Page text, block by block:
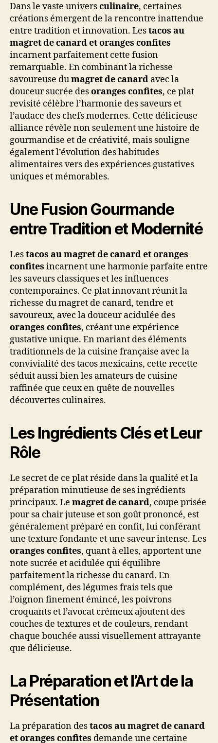
Dans le vaste universculinaire, certaines
créations émergent de la rencontre inattendue
entre tradition et innovation. Lestacos au
magret de canard et oranges confites
incarnent parfaitement cette fusion
remarquable. En combinant la richesse
savoureuse dumagret de canard avec la
douceur sucrée desoranges confites, ce plat
revisité célèbre l’harmonie des saveurs et
l’audace des chefs modernes. Cette délicieuse
alliance révèle non seulement une histoire de
gourmandise et de créativité, mais souligne
également l’évolution des habitudes
alimentaires vers des expériences gustatives
uniques et mémorables.
Une Fusion Gourmande
entre Tradition et Modernité
Lestacos au magret de canard et oranges
confites incarnent une harmonie parfaite entre
les saveurs classiques et les influences
contemporaines. Ce plat innovant réunit la
richesse du magret de canard, tendre et
savoureux, avec la douceur acidulée des
oranges confites, créant une expérience
gustative unique. En mariant des éléments
traditionnels de la cuisine française avec la
convivialité des tacos mexicains, cette recette
séduit aussi bien les amateurs de cuisine
raffinée que ceux en quête de nouvelles
découvertes culinaires.
Les Ingrédients Clés et Leur
Rôle
Le secret de ce plat réside dans la qualité et la
préparation minutieuse de ses ingrédients
principaux. Le magret de canard, coupe prisée
pour sa chair juteuse et son goût prononcé, est
généralement préparé en confit, lui conférant
une texture fondante et une saveur intense. Les
oranges confites, quant à elles, apportent une
note sucrée et acidulée qui équilibre
parfaitement la richesse du canard. En
complément, des légumes frais tels que
l’oignon finement émincé, les poivrons
croquants et l’avocat crémeux ajoutent des
couches de textures et de couleurs, rendant
chaque bouchée aussi visuellement attrayante
que délicieuse.
La Préparation et l’Art de la
Présentation
La préparation destacos au magret de canard
et oranges confites demande une certaine